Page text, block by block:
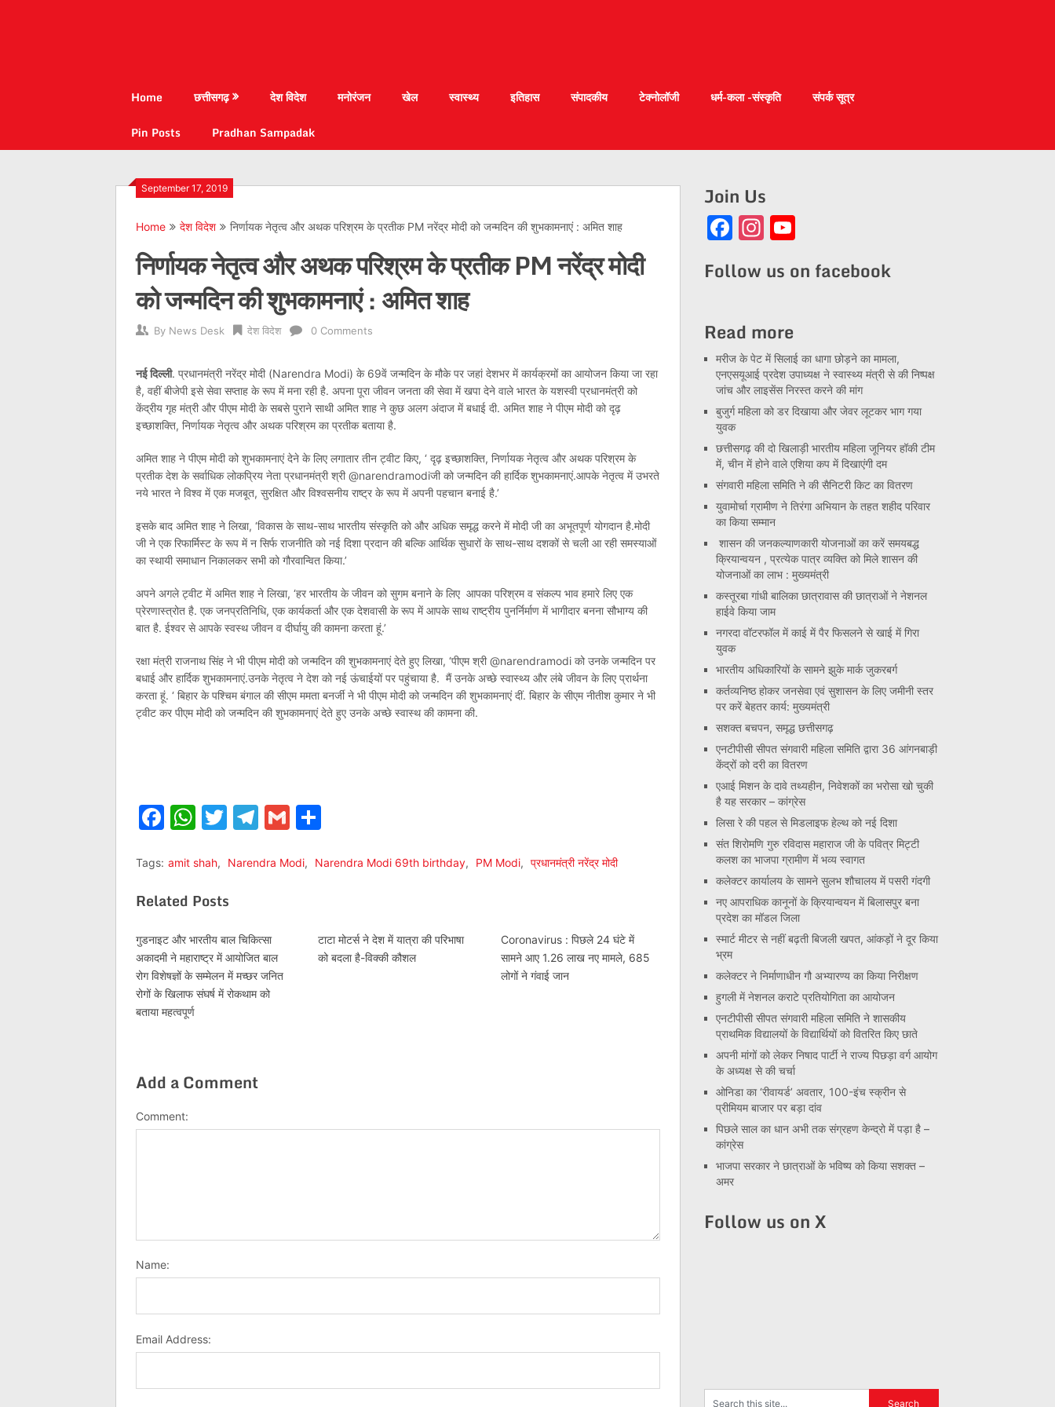
Home छत्तीसगढ़ देश विदेश मनोरंजन खेल स्वास्थ्य इतिहास संपादकीय टेक्नोलॉजी धर्म-कला -संस्कृति
संपर्क सूत्र
Pin Posts
Pradhan Sampadak
September 17, 2019
Home देश विदेश निर्णायक नेतृत्व और अथक परिश्रम के प्रतीक PM नरेंद्र मोदी को जन्मदिन की शुभकामनाएं : अमित शाह
निर्णायक नेतृत्व और अथक परिश्रम के प्रतीक PM नरेंद्र मोदी
को जन्मदिन की शुभकामनाएं : अमित शाह
By News Desk देश विदेश 0 Comments
नई दिल्ली. प्रधानमंत्री नरेंद्र मोदी (Narendra Modi) के 69वें जन्मदिन के मौके पर जहां देशभर में कार्यक्रमों का आयोजन किया जा रहा
है, वहीं बीजेपी इसे सेवा सप्ताह के रूप में मना रही है. अपना पूरा जीवन जनता की सेवा में खपा देने वाले भारत के यशस्वी प्रधानमंत्री को
केंद्रीय गृह मंत्री और पीएम मोदी के सबसे पुराने साथी अमित शाह ने कुछ अलग अंदाज में बधाई दी. अमित शाह ने पीएम मोदी को दृढ़
इच्छाशक्ति, निर्णायक नेतृत्व और अथक परिश्रम का प्रतीक बताया है.
अमित शाह ने पीएम मोदी को शुभकामनाएं देने के लिए लगातार तीन ट्वीट किए, ‘ दृढ़ इच्छाशक्ति, निर्णायक नेतृत्व और अथक परिश्रम के
प्रतीक देश के सर्वाधिक लोकप्रिय नेता प्रधानमंत्री श्री @narendramodiजी को जन्मदिन की हार्दिक शुभकामनाएं.आपके नेतृत्व में उभरते
नये भारत ने विश्व में एक मजबूत, सुरक्षित और विश्वसनीय राष्ट्र के रूप में अपनी पहचान बनाई है.’
इसके बाद अमित शाह ने लिखा, ‘विकास के साथ-साथ भारतीय संस्कृति को और अधिक समृद्ध करने में मोदी जी का अभूतपूर्ण योगदान है.मोदी
जी ने एक रिफार्मिस्ट के रूप में न सिर्फ राजनीति को नई दिशा प्रदान की बल्कि आर्थिक सुधारों के साथ-साथ दशकों से चली आ रही समस्याओं
का स्थायी समाधान निकालकर सभी को गौरवान्वित किया.’
अपने अगले ट्वीट में अमित शाह ने लिखा, ‘हर भारतीय के जीवन को सुगम बनाने के लिए आपका परिश्रम व संकल्प भाव हमारे लिए एक
प्रेरणास्त्रोत है. एक जनप्रतिनिधि, एक कार्यकर्ता और एक देशवासी के रूप में आपके साथ राष्ट्रीय पुनर्निर्माण में भागीदार बनना सौभाग्य की
बात है. ईश्वर से आपके स्वस्थ जीवन व दीर्घायु की कामना करता हूं.’
रक्षा मंत्री राजनाथ सिंह ने भी पीएम मोदी को जन्मदिन की शुभकामनाएं देते हुए लिखा, ‘पीएम श्री @narendramodi को उनके जन्मदिन पर
बधाई और हार्दिक शुभकामनाएं.उनके नेतृत्व ने देश को नई ऊंचाईयों पर पहुंचाया है. मैं उनके अच्छे स्वास्थ्य और लंबे जीवन के लिए प्रार्थना
करता हूं. ‘ बिहार के पश्चिम बंगाल की सीएम ममता बनर्जी ने भी पीएम मोदी को जन्मदिन की शुभकामनाएं दीं. बिहार के सीएम नीतीश कुमार ने भी
ट्वीट कर पीएम मोदी को जन्मदिन की शुभकामनाएं देते हुए उनके अच्छे स्वास्थ की कामना की.
Facebook
WhatsApp
Twitter
Telegram
Gmail
Tags: amit shah, Narendra Modi, Narendra Modi 69th birthday, PM Modi, प्रधानमंत्री नरेंद्र मोदी
Related Posts
गुडनाइट और भारतीय बाल चिकित्सा
अकादमी ने महाराष्ट्र में आयोजित बाल
रोग विशेषज्ञों के सम्मेलन में मच्छर जनित
रोगों के खिलाफ संघर्ष में रोकथाम को
बताया महत्वपूर्ण
टाटा मोटर्स ने देश में यात्रा की परिभाषा
को बदला है-विक्की कौशल
Coronavirus : पिछले 24 घंटे में
सामने आए 1.26 लाख नए मामले, 685
लोगों ने गंवाई जान
Add a Comment
Comment:
Name:
Email Address:
Join Us
Facebook
Instagram
Follow us on facebook
Read more
मरीज के पेट में सिलाई का धागा छोड़ने का मामला,
एनएसयूआई प्रदेश उपाध्यक्ष ने स्वास्थ्य मंत्री से की निष्पक्ष
जांच और लाइसेंस निरस्त करने की मांग
बुजुर्ग महिला को डर दिखाया और जेवर लूटकर भाग गया
युवक
छत्तीसगढ़ की दो खिलाड़ी भारतीय महिला जूनियर हॉकी टीम
में, चीन में होने वाले एशिया कप में दिखाएंगी दम
संगवारी महिला समिति ने की सैनिटरी किट का वितरण
युवामोर्चा ग्रामीण ने तिरंगा अभियान के तहत शहीद परिवार
का किया सम्मान
शासन की जनकल्याणकारी योजनाओं का करें समयबद्ध
क्रियान्वयन , प्रत्येक पात्र व्यक्ति को मिले शासन की
योजनाओं का लाभ : मुख्यमंत्री
कस्तूरबा गांधी बालिका छात्रावास की छात्राओं ने नेशनल
हाईवे किया जाम
नगरदा वॉटरफॉल में काई में पैर फिसलने से खाई में गिरा
युवक
भारतीय अधिकारियों के सामने झुके मार्क जुकरबर्ग
कर्तव्यनिष्ठ होकर जनसेवा एवं सुशासन के लिए जमीनी स्तर
पर करें बेहतर कार्य: मुख्यमंत्री
सशक्त बचपन, समृद्ध छत्तीसगढ़
एनटीपीसी सीपत संगवारी महिला समिति द्वारा 36 आंगनबाड़ी
केंद्रों को दरी का वितरण
एआई मिशन के दावे तथ्यहीन, निवेशकों का भरोसा खो चुकी
है यह सरकार – कांग्रेस
लिसा रे की पहल से मिडलाइफ हेल्थ को नई दिशा
संत शिरोमणि गुरु रविदास महाराज जी के पवित्र मिट्टी
कलश का भाजपा ग्रामीण में भव्य स्वागत
कलेक्टर कार्यालय के सामने सुलभ शौचालय में पसरी गंदगी
नए आपराधिक कानूनों के क्रियान्वयन में बिलासपुर बना
प्रदेश का मॉडल जिला
स्मार्ट मीटर से नहीं बढ़ती बिजली खपत, आंकड़ों ने दूर किया
भ्रम
कलेक्टर ने निर्माणाधीन गौ अभ्यारण्य का किया निरीक्षण
हुगली में नेशनल कराटे प्रतियोगिता का आयोजन
एनटीपीसी सीपत संगवारी महिला समिति ने शासकीय
प्राथमिक विद्यालयों के विद्यार्थियों को वितरित किए छाते
अपनी मांगों को लेकर निषाद पार्टी ने राज्य पिछड़ा वर्ग आयोग
के अध्यक्ष से की चर्चा
ओनिडा का ‘रीवायर्ड’ अवतार, 100-इंच स्क्रीन से
प्रीमियम बाजार पर बड़ा दांव
पिछले साल का धान अभी तक संग्रहण केन्द्रो में पड़ा है –
कांग्रेस
भाजपा सरकार ने छात्राओं के भविष्य को किया सशक्त –
अमर
Follow us on X